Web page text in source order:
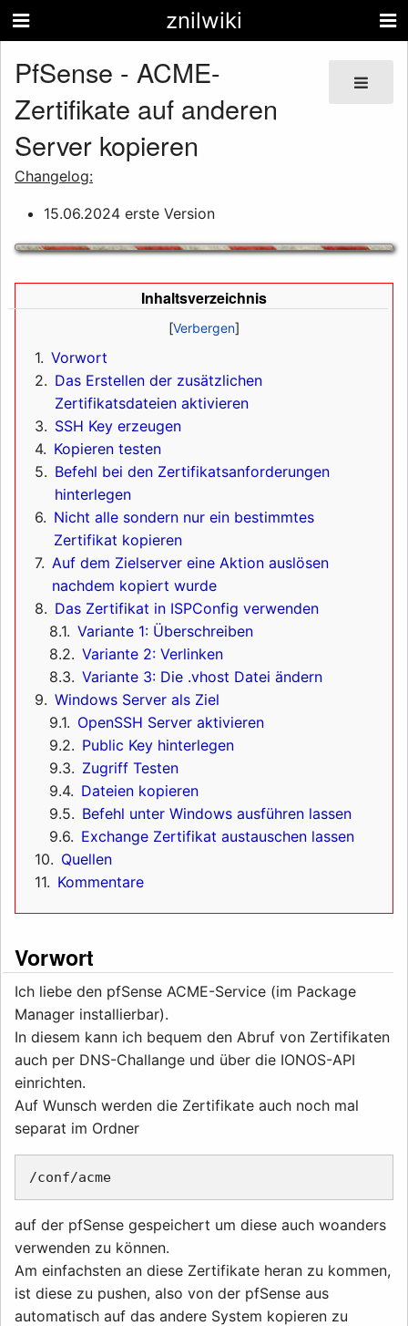
znilwiki
PfSense - ACME-
Zertifikate auf anderen
Server kopieren
Changelog:
15.06.2024 erste Version
Inhaltsverzeichnis
1 Vorwort
2
Das Erstellen der zusätzlichen
Zertifikatsdateien aktivieren
3
SSH Key erzeugen
4
Kopieren testen
5
Befehl bei den Zertifikatsanforderungen
hinterlegen
6
Nicht alle sondern nur ein bestimmtes
Zertifikat kopieren
7
Auf dem Zielserver eine Aktion auslösen
nachdem kopiert wurde
8
Das Zertifikat in ISPConfig verwenden
8.1 Variante 1: Überschreiben
8.2
Variante 2: Verlinken
8.3
Variante 3: Die .vhost Datei ändern
9
Windows Server als Ziel
9.1
OpenSSH Server aktivieren
9.2
Public Key hinterlegen
9.3
Zugriff Testen
9.4
Dateien kopieren
9.5
Befehl unter Windows ausführen lassen
9.6
Exchange Zertifikat austauschen lassen
10
Quellen
11
Kommentare
Vorwort
Ich liebe den pfSense ACME-Service (im Package
Manager installierbar).
In diesem kann ich bequem den Abruf von Zertifikaten
auch per DNS-Challange und über die IONOS-API
einrichten.
Auf Wunsch werden die Zertifikate auch noch mal
separat im Ordner
auf der pfSense gespeichert um diese auch woanders
verwenden zu können.
Am einfachsten an diese Zertifikate heran zu kommen,
ist diese zu pushen, also von der pfSense aus
automatisch auf das andere System kopieren zu